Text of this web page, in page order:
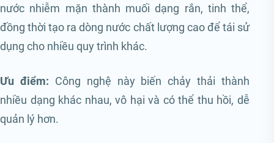
nước nhiễm mặn thành muối dạng rắn, tinh thể,
đồng thời tạo ra dòng nước chất lượng cao để tái sử
dụng cho nhiều quy trình khác.
Ưu điểm: Công nghệ này biến chảy thải thành
nhiều dạng khác nhau, vô hại và có thể thu hồi, dễ
quản lý hơn.